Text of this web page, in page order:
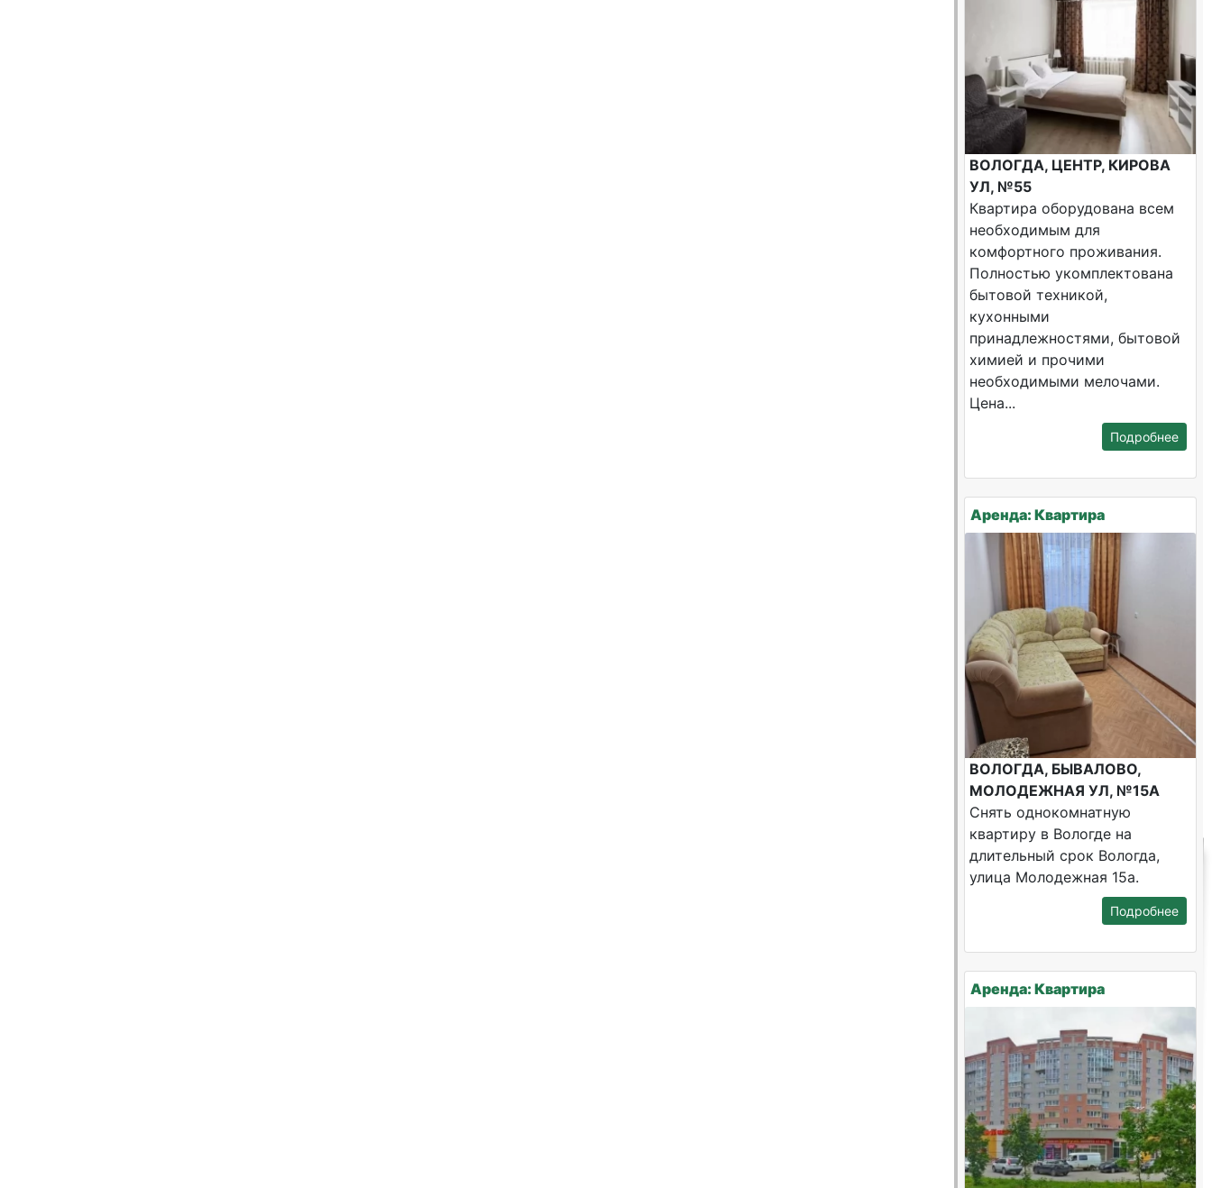
ВОЛОГДА, ЦЕНТР, КИРОВА
УЛ, №55
Квартира оборудована всем
необходимым для
комфортного проживания.
Полностью укомплектована
бытовой техникой,
кухонными
принадлежностями, бытовой
химией и прочими
необходимыми мелочами.
Цена...
Подробнее
Аренда: Квартира
ВОЛОГДА, БЫВАЛОВО,
МОЛОДЕЖНАЯ УЛ, №15А
Снять однокомнатную
квартиру в Вологде на
длительный срок Вологда,
улица Молодежная 15а.
Подробнее
Аренда: Квартира